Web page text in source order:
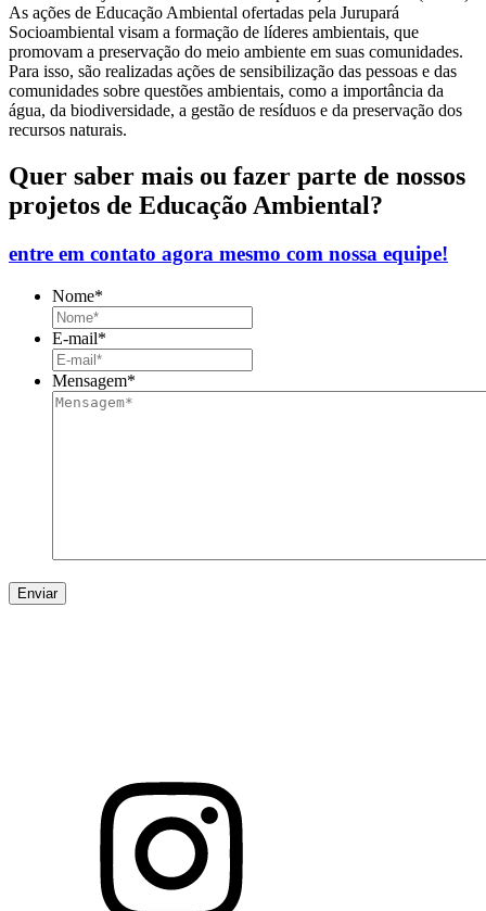
As ações de Educação Ambiental ofertadas pela Jurupará
Socioambiental visam a formação de líderes ambientais, que
promovam a preservação do meio ambiente em suas comunidades.
Para isso, são realizadas ações de sensibilização das pessoas e das
comunidades sobre questões ambientais, como a importância da
água, da biodiversidade, a gestão de resíduos e da preservação dos
recursos naturais.
Quer saber mais ou fazer parte de nossos
projetos de Educação Ambiental?
entre em contato agora mesmo com nossa equipe!
Nome*
E-mail*
Mensagem*